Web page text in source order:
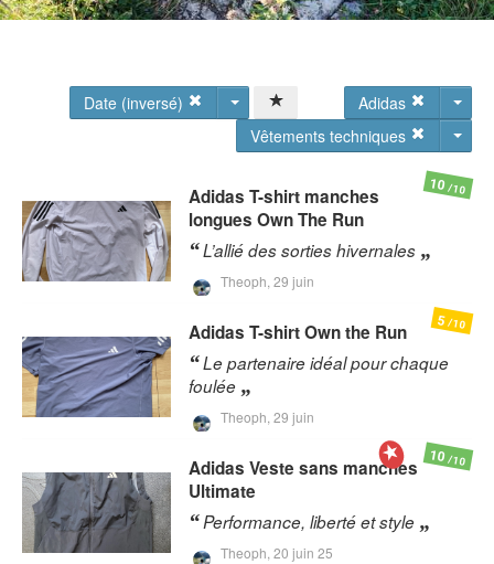
Date (inversé)
Adidas
Vêtements techniques
Adidas T-shirt manches
longues Own The Run
L’allié des sorties hivernales
Theoph, 29 juin
10/10
Adidas T-shirt Own the Run
Le partenaire idéal pour chaque
foulée
Theoph, 29 juin
5/10
Adidas Veste sans manches
Ultimate
Performance, liberté et style
Theoph, 20 juin 25
10/10